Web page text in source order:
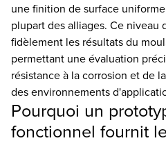
une finition de surface
plupart des alliages. Ce
fidèlement les résultats du
permettant une évaluation
résistance à la corrosion et de
des environnements
Pourquoi un
fonctionnel fournit